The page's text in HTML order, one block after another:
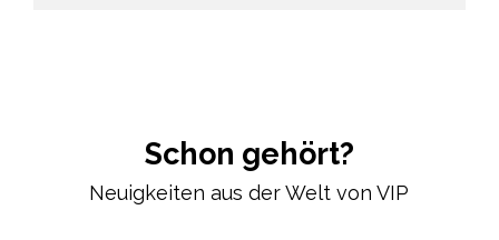
Schon gehört?
Neuigkeiten aus der Welt von VIP